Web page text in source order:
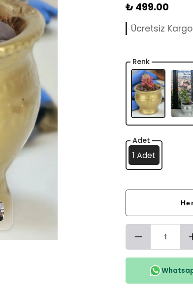
₺ 499.00
Ücretsiz Kargo
Renk
Adet
1 Adet